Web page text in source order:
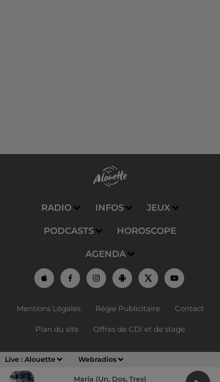
Live : Alouette Webradios
Maria (un, Dos, Tres)
RADIO INFOS JEUX
PODCASTS HOROSCOPE
AGENDA
Mentions Légales Régie Publicitaire Contact
Plan du site Offres de CDI et de stage